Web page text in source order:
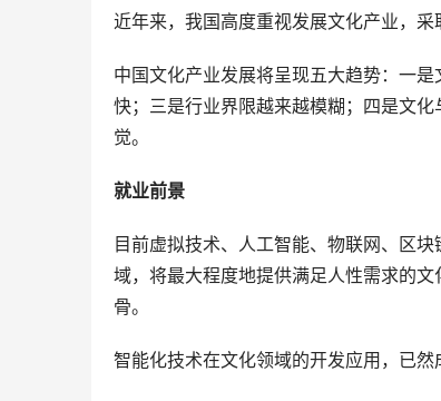
近年来，我国高度重视发展文化产业，
中国文化产业发展将呈现五大趋势：一
快；三是行业界限越来越模糊；四是文
觉。
就业前景
目前虚拟技术、人工智能、物联网、区
域，将最大程度地提供满足人性需求的
骨。
智能化技术在文化领域的开发应用，已然